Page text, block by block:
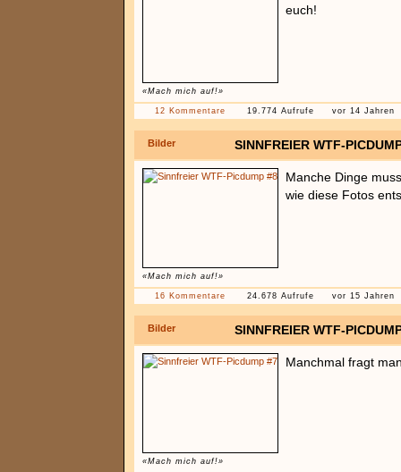
«Mach mich auf!»
euch!
12 Kommentare 19.774 Aufrufe vor 14 Jahren
Bilder SINNFREIER WTF-
«Mach mich auf!»
Manche Dinge
wie diese Fotos
16 Kommentare 24.678 Aufrufe vor 15 Jahren
Bilder SINNFREIER WTF-
«Mach mich auf!»
Manchmal fragt